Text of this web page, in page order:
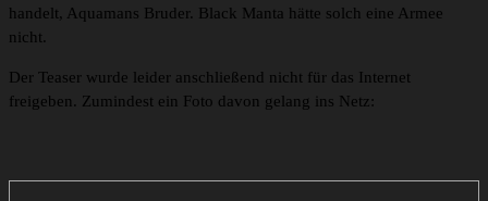
handelt, Aquamans Bruder. Black Manta hätte solch eine Armee
nicht.
Der Teaser wurde leider anschließend nicht für das Internet
freigeben. Zumindest ein Foto davon gelang ins Netz: